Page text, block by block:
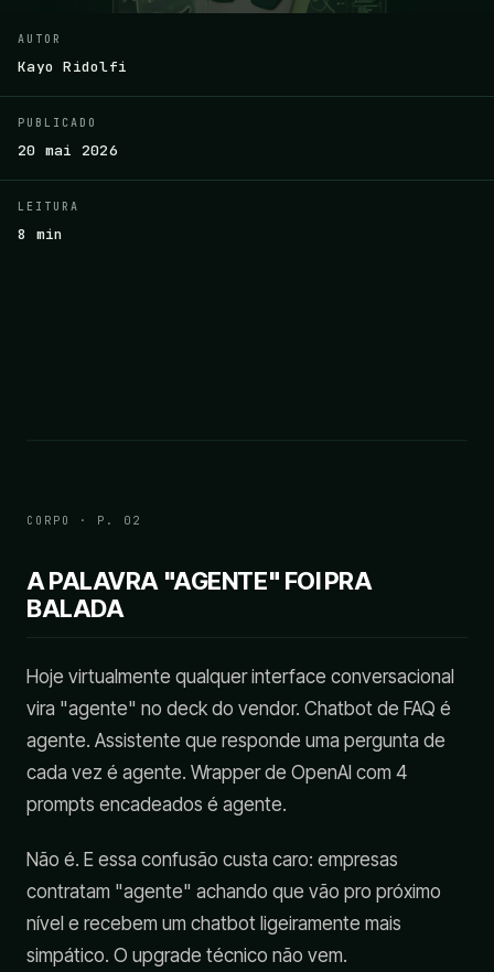
AUTOR
Kayo Ridolfi
PUBLICADO
20 mai 2026
LEITURA
8 min
CORPO · P. 02
A PALAVRA "AGENTE" FOI PRA
BALADA
Hoje virtualmente qualquer interface conversacional
vira "agente" no deck do vendor. Chatbot de FAQ é
agente. Assistente que responde uma pergunta de
cada vez é agente. Wrapper de OpenAI com 4
prompts encadeados é agente.
Não é. E essa confusão custa caro: empresas
contratam "agente" achando que vão pro próximo
nível e recebem um chatbot ligeiramente mais
simpático. O upgrade técnico não vem.